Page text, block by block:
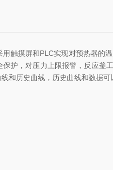
用触摸屏和PLC实现对预热器的
护，对压力上限报警，反应
和历史曲线，历史曲线和数据可